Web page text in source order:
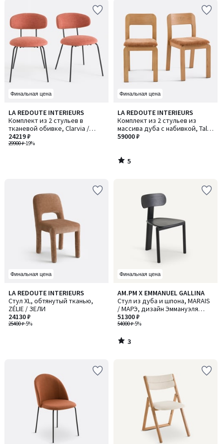
Финальная цена
LA REDOUTE INTERIEURS
Комплект из 2 стульев в
тканевой обивке, Clarvia /
Кларвиа
29900 ₽-19%
24219 ₽
Финальная цена
LA REDOUTE INTERIEURS
Комплект из 2 стульев из
массива дуба с набивкой, Talet
/ Талет
59000 ₽
5
/
5
5
/
Финальная цена
LA REDOUTE INTERIEURS
Стул XL, обтянутый тканью,
ZÉLIE / ЗЕЛИ
25400 ₽-5%
24130 ₽
Финальная цена
AM.PM X EMMANUEL GALLINA
Стул из дуба и шпона, MARAIS
/ МАРЭ, дизайн Эммануэля
Галлины
54000 ₽-5%
51300 ₽
3
/
5
3
/